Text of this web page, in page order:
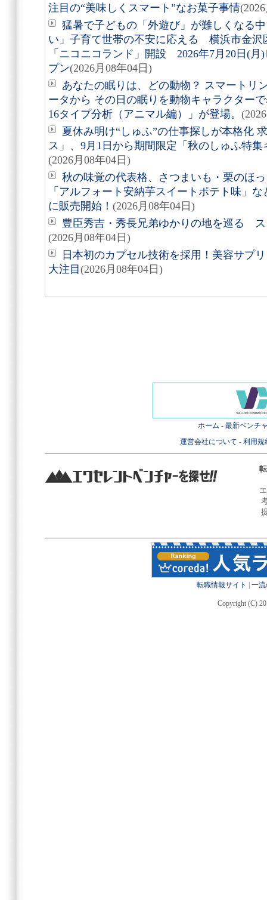
注目の“美味しくスマート”なお菓子事情
猛暑で子どもの「外遊び」が難しくなる
い」子育て世帯の不安に応える 横浜市金沢
「ニコニコランド」開設 2026年7月20日(
プン(2026月08年04日)
あなたの眠りは、どの動物？ スマートリ
ータから その日の眠りを動物キャラクター
16タイプ分析（アニマル編）」が登場。
夏休み明け“しゅふ”の仕事探しが本格化
ス」、9月1日から期間限定「秋のしゅふ特
(2026月08年04日)
秋の味覚の代表格、さつまいも・栗のほ
「アルフォート安納芋スイートポテト味」
に販売開始！ (2026月08年04日)
豊臣秀吉・秀長兄弟ゆかりの地を巡る
(2026月08年04日)
日本初のカプセル技術を採用！美容サプ
大注目 (2026月08年04日)
ホーム - 最新ベンチ
運営会社について - 利用規
転職情報サイト 一
Copyright (C)